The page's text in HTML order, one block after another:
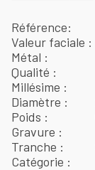
Référence
Valeur faciale
Métal
Qualité
Millésime
Diamètre
Poids
Gravure
Tranche
Catégorie